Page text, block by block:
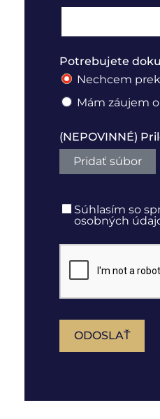
Potrebujete
Nechcem
Mám záujem
(NEPOVINNÉ)
Pridať súbor
Súhlasím so
osobných
ODOSLAŤ